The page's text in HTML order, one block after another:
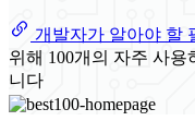
개발자가 알아야 할
위해 100개의 자주 사
니다